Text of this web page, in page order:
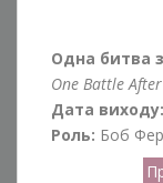
Одна битва
One Battle
Дата виходу:
Роль: Боб